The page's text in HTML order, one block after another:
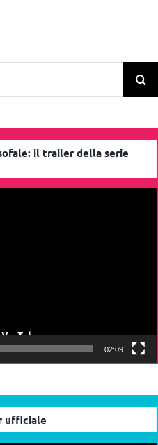
il trailer della serie
02:09
ufficiale